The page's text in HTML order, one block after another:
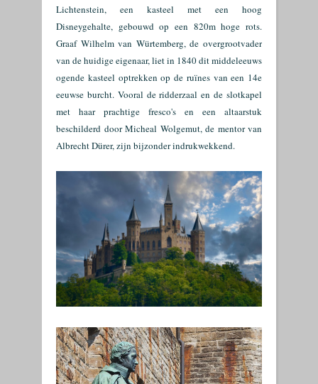
Lichtenstein, een kasteel met een hoog
Disneygehalte, gebouwd op een 820m hoge rots.
Graaf Wilhelm van Würtemberg, de overgrootvader
van de huidige eigenaar, liet in 1840 dit middeleeuws
ogende kasteel optrekken op de ruïnes van een 14e
eeuwse burcht. Vooral de ridderzaal en de slotkapel
met haar prachtige fresco's en een altaarstuk
beschilderd door Micheal Wolgemut, de mentor van
Albrecht Dürer, zijn bijzonder indrukwekkend.